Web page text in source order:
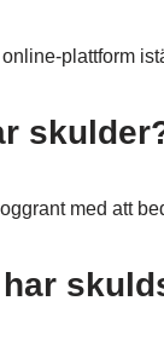
plattform
med att